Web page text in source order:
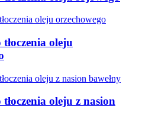
oleju
oleju z nasion